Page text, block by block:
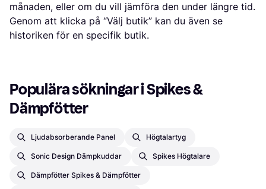
månaden, eller om du vill jämföra den under längre tid.
Genom att klicka på “Välj butik” kan du även se
historiken för en specifik butik.
Populära sökningar i Spikes &
Dämpfötter
Ljudabsorberande Panel Högtalartyg
Sonic Design Dämpkuddar Spikes Högtalare
Dämpfötter Spikes & Dämpfötter